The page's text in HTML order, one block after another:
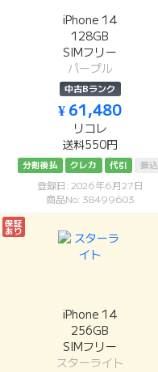
iPhone 14
128GB
SIMフリー
パープル
中古Bランク
¥ 61,480
リコレ
送料550円
分割後払 クレカ 代引 振込
登録日: 2026年6月27日
商品No: 38499603
保証
あり
iPhone 14
256GB
SIMフリー
スターライト